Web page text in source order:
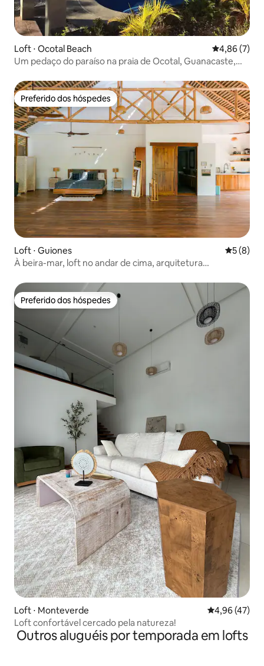
Loft ⋅ Ocotal Beach 4,86 de uma
4,86 (7)
Um pedaço do paraíso na praia de Ocotal, Guanacaste,
Preferido dos hóspedes
Preferido dos hóspedes
Loft ⋅ Guiones 5 de
5 (8)
À beira-mar, loft no andar de cima, arquitetura
Preferido dos hóspedes
Preferido dos hóspedes
Loft ⋅ Monteverde 4,96 de uma
4,96 (47)
Loft confortável cercado pela natureza!
Outros aluguéis por temporada em lofts